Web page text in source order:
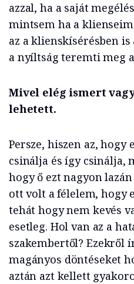
azzal, ha a saját
mintsem ha a
az a klienskísérésben is
a nyíltság teremti meg
Mivel elég ismert
lehetett.
Persze, hiszen az, hogy
csinálja és így csinálja,
hogy ő ezt nagyon
ott volt a félelem, hogy
tehát hogy nem kevés
esetleg. Hol van az a
szakembertől? Ezekről
magányos döntéseket
aztán azt kellett